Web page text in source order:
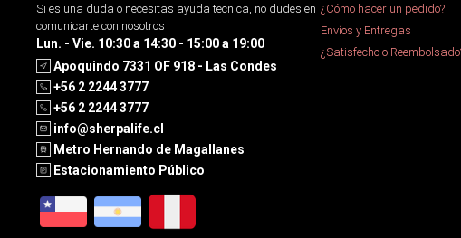
Si es una duda o necesitas ayuda tecnica, no dudes en
comunicarte con nosotros
Lun. - Vie. 10:30 a 14:30 - 15:00 a 19:00
Apoquindo 7331 OF 918 - Las Condes
+56 2 2244 3777
+56 2 2244 3777
info@sherpalife.cl
Metro Hernando de Magallanes
Estacionamiento Público
¿Cómo hacer un pedido?
Envíos y Entregas
¿Satisfecho o